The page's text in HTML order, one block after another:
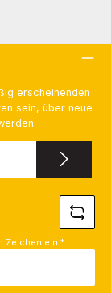
erscheinenden
sein, über neue
Zeichen ein *